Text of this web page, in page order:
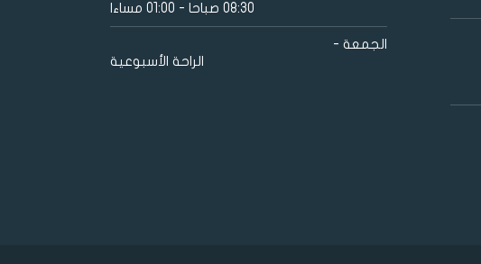
08:30 صباحا - 01:00 مساءا
الجمعة -
الراحة الأسبوعية